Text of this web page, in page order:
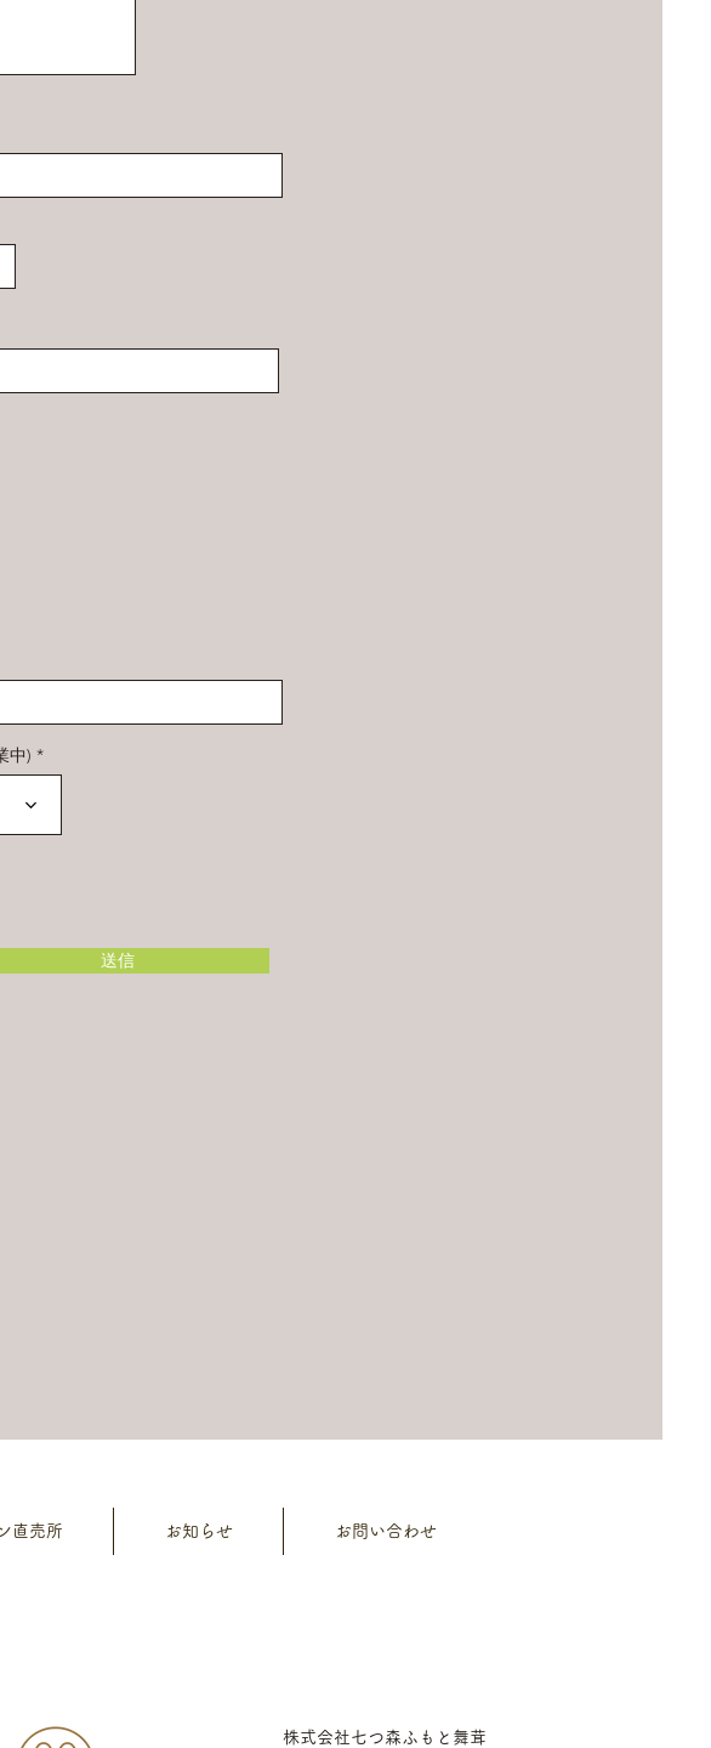
中)
送信
直売所 お知らせ お問い合わせ
株式会社七つ森ふもと舞茸